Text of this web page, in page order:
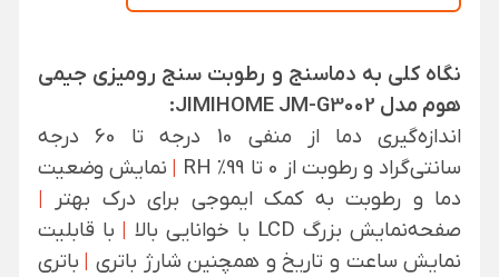
نگاه کلی به دماسنج و رطوبت سنج رومیزی جیمی
هوم مدل JIMIHOME JM-G3002:
اندازه‌گیری دما از منفی 10 درجه تا 60 درجه
سانتی‌گراد و رطوبت از 0 تا 99% RH
| نمایش وضعیت
دما و رطوبت به کمک ایموجی برای درک بهتر |
صفحه‌نمایش بزرگ LCD با خوانایی بالا
| با قابلیت
نمایش ساعت و تاریخ و همچنین شارژ باتری | باتری